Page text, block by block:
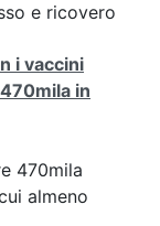
e ricovero
i vaccini
in
470mila
almeno